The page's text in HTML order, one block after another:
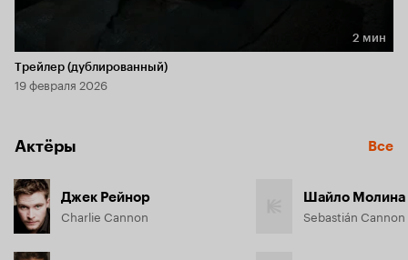
Длительность 2 мин
2 мин
Трейлер (дублированный)
19 февраля 2026
Актёры Все
Джек Рейнор
Charlie Cannon
Шайло Молина
Sebastián Cannon